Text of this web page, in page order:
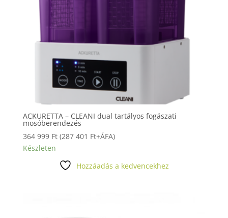
ACKURETTA – CLEANI dual tartályos fogászati
mosóberendezés
364 999 Ft (287 401 Ft+ÁFA)
Készleten
Hozzáadás a kedvencekhez